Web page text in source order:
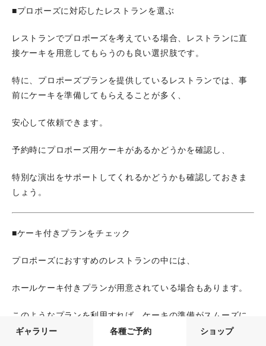
ギャラリー 各種ご予約 ショップ
■プロポーズに対応したレストランを選ぶ
レストランでプロポーズを考えている場合、レストランに直
接ケーキを用意してもらうのも良い選択肢です。
特に、プロポーズプランを提供しているレストランでは、事
前にケーキを準備してもらえることが多く、
安心して依頼できます。
予約時にプロポーズ用ケーキがあるかどうかを確認し、
特別な演出をサポートしてくれるかどうかも確認しておきま
しょう。
■ケーキ付きプランをチェック
プロポーズにおすすめのレストランの中には、
ホールケーキ付きプランが用意されている場合もあります。
このようなプランを利用すれば、ケーキの準備がスムーズに
進み、レストラン全体でサポートしてもらえるので、